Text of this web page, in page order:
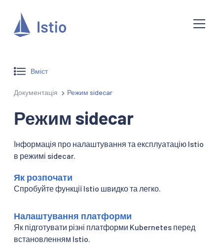
Вміст
Документація Режим sidecar
Режим sidecar
Інформація про налаштування та експлуатацію Istio
в режимі sidecar.
Як розпочати
Спробуйте функції Istio швидко та легко.
Налаштування платформи
Як підготувати різні платформи Kubernetes перед
встановленням Istio.